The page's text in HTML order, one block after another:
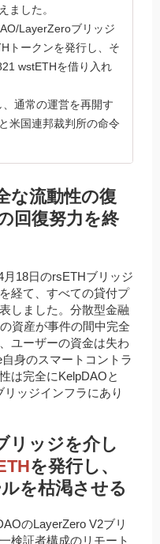
ました。
LayerZeroブリッジ
トークンを発行し、そ
wstETHを借り入れ
通常の運営を再開す
米国連邦裁判所の命令
な流動性の復
回復努力を終
18日のrsETHブリッジ
経て、すべての貸付プ
しました。分散型金融
資産が事件の間中完全
ユーザーの資金は失わ
身のスマートコントラ
は完全にKelpDAOと
ッジインフラにあり
リッジを介し
を発行し、
を枯渇させる
のLayerZero V2ブリ
検証者構成のリモート